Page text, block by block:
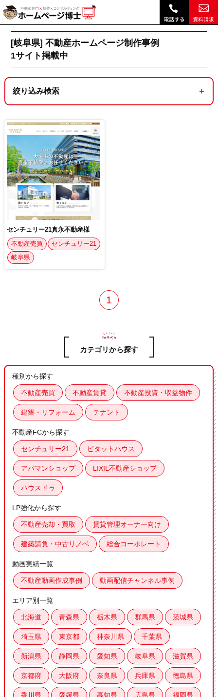
岐阜県｜不動産ホームページ制作実績・デザイン事例 ｜ホームページ博士（博士.com）|
不動産ホームページ制作トップ [岐阜県]不動産ホームページ制作実績一覧 1サイト
[岐阜県] 不動産ホームページ制作事例
1サイト掲載中
絞り込み検索
センチュリー21真永不動産様
不動産売買
センチュリー21
岐阜県
1
カテゴリから探す
種別から探す
不動産売買 不動産賃貸 不動産投資・収益物件
建築・リフォーム テナント
不動産FCから探す
センチュリー21 ピタットハウス
アパマンショップ LIXIL不動産ショップ
ハウスドゥ
LP強化から探す
不動産売却・買取 賃貸管理オーナー向け
建築請負・中古リノベ 総合コーポレート
動画実績一覧
不動産動画作成事例 動画配信チャンネル事例
エリア別一覧
北海道 青森県 栃木県 群馬県 茨城県
埼玉県 東京都 神奈川県 千葉県
新潟県 静岡県 愛知県 岐阜県 滋賀県
京都府 大阪府 奈良県 兵庫県 徳島県
香川県 愛媛県 高知県 広島県 福岡県